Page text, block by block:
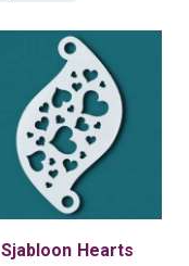
Sjabloon Hearts